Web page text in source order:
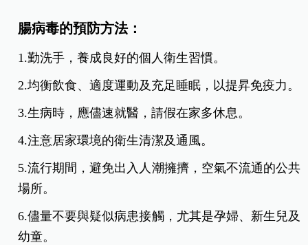
腸病毒的預防方法：
1.勤洗手，養成良好的個人衛生習慣。
2.均衡飲食、適度運動及充足睡眠，以提昇免疫力。
3.生病時，應儘速就醫，請假在家多休息。
4.注意居家環境的衛生清潔及通風。
5.流行期間，避免出入人潮擁擠，空氣不流通的公共
場所。
6.儘量不要與疑似病患接觸，尤其是孕婦、新生兒及
幼童。